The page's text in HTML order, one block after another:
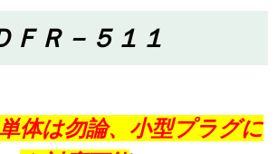
ＦＲ－５１１
体は勿論、小型プラグに